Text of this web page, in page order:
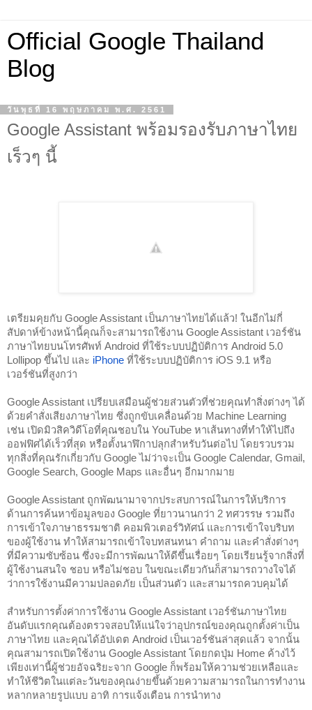
Official Google Thailand
Blog
วันพุธที่ 16 พฤษภาคม พ.ศ. 2561
Google Assistant พร้อมรองรับภาษาไทย
เร็วๆ นี้
เตรียมคุยกับ Google Assistant เป็นภาษาไทยได้แล้ว! ในอีกไม่กี่
สัปดาห์ข้างหน้านี้คุณก็จะสามารถใช้งาน Google Assistant เวอร์ชัน
ภาษาไทยบนโทรศัพท์ Android ที่ใช้ระบบปฏิบัติการ Android 5.0
Lollipop ขึ้นไป และ iPhone ที่ใช้ระบบปฏิบัติการ iOS 9.1 หรือ
เวอร์ชันที่สูงกว่า
Google Assistant เปรียบเสมือนผู้ช่วยส่วนตัวที่ช่วยคุณทำสิ่งต่างๆ ได้
ด้วยคำสั่งเสียงภาษาไทย ซึ่งถูกขับเคลื่อนด้วย Machine Learning
เช่น เปิดมิวสิควิดีโอที่คุณชอบใน YouTube หาเส้นทางที่ทำให้ไปถึง
ออฟฟิศได้เร็วที่สุด หรือตั้งนาฬิกาปลุกสำหรับวันต่อไป โดยรวบรวม
ทุกสิ่งที่คุณรักเกี่ยวกับ Google ไม่ว่าจะเป็น Google Calendar, Gmail,
Google Search, Google Maps และอื่นๆ อีกมากมาย
Google Assistant ถูกพัฒนามาจากประสบการณ์ในการให้บริการ
ด้านการค้นหาข้อมูลของ Google ที่ยาวนานกว่า 2 ทศวรรษ รวมถึง
การเข้าใจภาษาธรรมชาติ คอมพิวเตอร์วิทัศน์ และการเข้าใจบริบท
ของผู้ใช้งาน ทำให้สามารถเข้าใจบทสนทนา คำถาม และคำสั่งต่างๆ
ที่มีความซับซ้อน ซึ่งจะมีการพัฒนาให้ดีขึ้นเรื่อยๆ โดยเรียนรู้จากสิ่งที่
ผู้ใช้งานสนใจ ชอบ หรือไม่ชอบ ในขณะเดียวกันก็สามารถวางใจได้
ว่าการใช้งานมีความปลอดภัย เป็นส่วนตัว และสามารถควบคุมได้
สำหรับการตั้งค่าการใช้งาน Google Assistant เวอร์ชันภาษาไทย
อันดับแรกคุณต้องตรวจสอบให้แน่ใจว่าอุปกรณ์ของคุณถูกตั้งค่าเป็น
ภาษาไทย และคุณได้อัปเดต Android เป็นเวอร์ชันล่าสุดแล้ว จากนั้น
คุณสามารถเปิดใช้งาน Google Assistant โดยกดปุ่ม Home ค้างไว้
เพียงเท่านี้ผู้ช่วยอัจฉริยะจาก Google ก็พร้อมให้ความช่วยเหลือและ
ทำให้ชีวิตในแต่ละวันของคุณง่ายขึ้นด้วยความสามารถในการทำงาน
หลากหลายรูปแบบ อาทิ การแจ้งเตือน การนำทาง